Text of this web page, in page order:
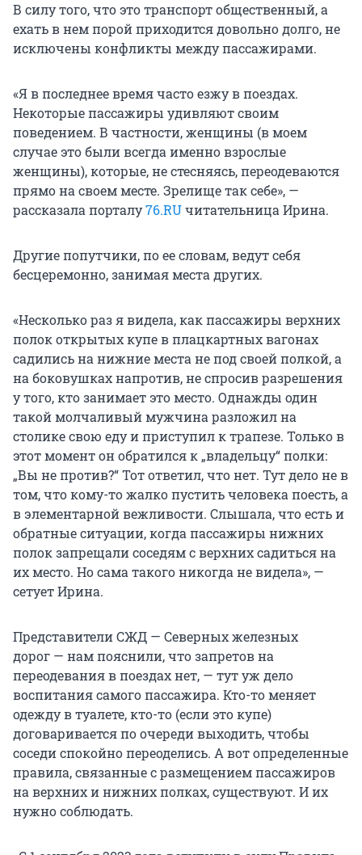
В силу того, что это транспорт общественный, а
ехать в нем порой приходится довольно долго, не
исключены конфликты между пассажирами.
«Я в последнее время часто езжу в поездах.
Некоторые пассажиры удивляют своим
поведением. В частности, женщины (в моем
случае это были всегда именно взрослые
женщины), которые, не стесняясь, переодеваются
прямо на своем месте. Зрелище так себе», —
рассказала порталу76.RUчитательница Ирина.
Другие попутчики, по ее словам, ведут себя
бесцеремонно, занимая места других.
«Несколько раз я видела, как пассажиры верхних
полок открытых купе в плацкартных вагонах
садились на нижние места не под своей полкой, а
на боковушках напротив, не спросив разрешения
у того, кто занимает это место. Однажды один
такой молчаливый мужчина разложил на
столике свою еду и приступил к трапезе. Только в
этот момент он обратился к „владельцу“ полки:
„Вы не против?“ Тот ответил, что нет. Тут дело не в
том, что кому-то жалко пустить человека поесть, а
в элементарной вежливости. Слышала, что есть и
обратные ситуации, когда пассажиры нижних
полок запрещали соседям с верхних садиться на
их место. Но сама такого никогда не видела», —
сетует Ирина.
Представители СЖД — Северных железных
дорог — нам пояснили, что запретов на
переодевания в поездах нет, — тут уж дело
воспитания самого пассажира. Кто-то меняет
одежду в туалете, кто-то (если это купе)
договаривается по очереди выходить, чтобы
соседи спокойно переоделись. А вот определенные
правила, связанные с размещением пассажиров
на верхних и нижних полках, существуют. И их
нужно соблюдать.